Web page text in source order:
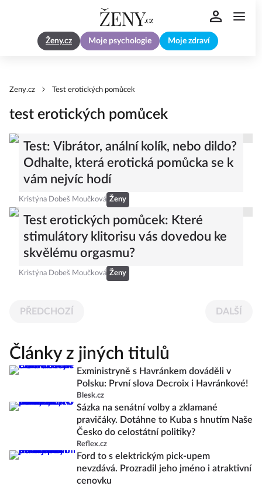
Ženy.cz Moje psychologie Moje zdraví
Zeny.cz Test erotických pomůcek
test erotických pomůcek
Test: Vibrátor, anální kolík, nebo dildo?
Odhalte, která erotická pomůcka se k
vám nejvíc hodí
Kristýna Dobeš Moučková Ženy
Test erotických pomůcek: Které
stimulátory klitorisu vás dovedou ke
skvělému orgasmu?
Kristýna Dobeš Moučková Ženy
PŘEDCHOZÍ DALŠÍ
Články z jiných titulů
Exministryně s Havránkem dováděli v
Polsku: První slova Decroix i Havránkové!
Blesk.cz
Sázka na senátní volby a zklamané
pravičáky. Dotáhne to Kuba s hnutím Naše
Česko do celostátní politiky?
Reflex.cz
Ford to s elektrickým pick-upem
nevzdává. Prozradil jeho jméno i atraktivní
cenovku